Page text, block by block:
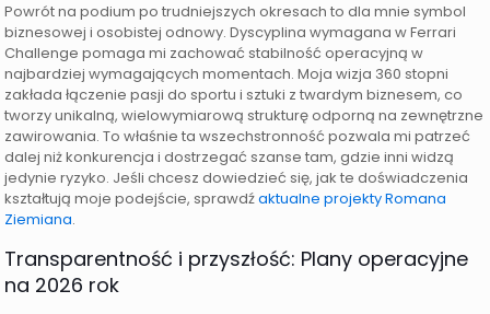
Powrót na podium po trudniejszych okresach to dla mnie symbol
biznesowej i osobistej odnowy. Dyscyplina wymagana w Ferrari
Challenge pomaga mi zachować stabilność operacyjną w
najbardziej wymagających momentach. Moja wizja 360 stopni
zakłada łączenie pasji do sportu i sztuki z twardym biznesem, co
tworzy unikalną, wielowymiarową strukturę odporną na zewnętrzne
zawirowania. To właśnie ta wszechstronność pozwala mi patrzeć
dalej niż konkurencja i dostrzegać szanse tam, gdzie inni widzą
jedynie ryzyko. Jeśli chcesz dowiedzieć się, jak te doświadczenia
kształtują moje podejście, sprawdźaktualne projekty Romana
Ziemiana.
Transparentność i przyszłość: Plany operacyjne
na 2026 rok